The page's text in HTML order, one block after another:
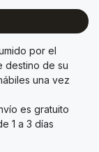
por el
destino de su
una vez
es gratuito
1 a 3 días